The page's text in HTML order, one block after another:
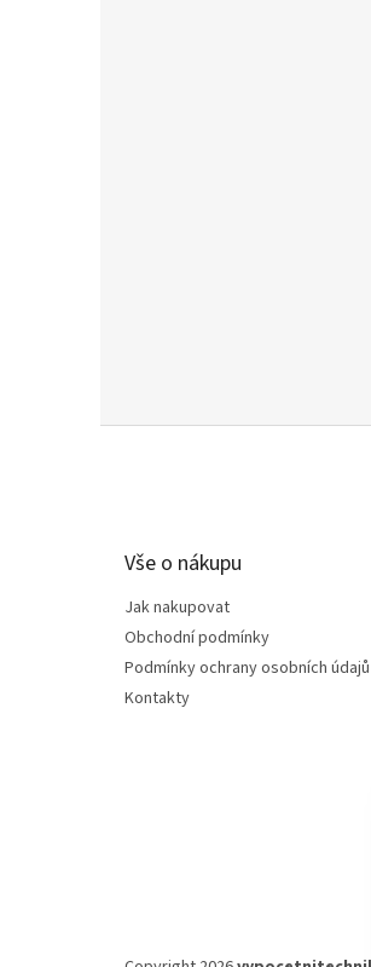
Vše o nákupu
Jak nakupovat
Obchodní podmínky
Podmínky ochrany osobních údajů
Kontakty